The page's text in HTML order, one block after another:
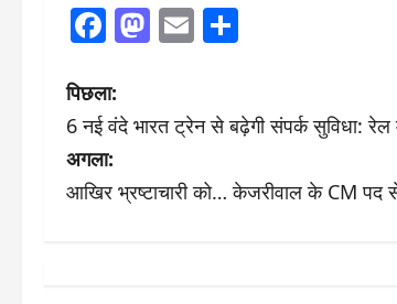
Facebook
Mastodon
Email
पो
स्ट
ने
पिछला:
6 नई वंदे भारत ट्रेन से बढ़ेगी संपर्क सुविधा: रेल
अगला:
आखिर भ्रष्टाचारी को… केजरीवाल के CM पद